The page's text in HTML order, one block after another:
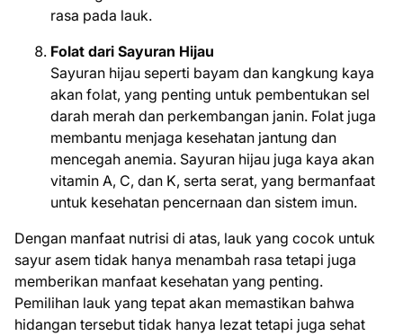
rasa pada lauk.
Folat dari Sayuran Hijau
Sayuran hijau seperti bayam dan kangkung kaya
akan folat, yang penting untuk pembentukan sel
darah merah dan perkembangan janin. Folat juga
membantu menjaga kesehatan jantung dan
mencegah anemia. Sayuran hijau juga kaya akan
vitamin A, C, dan K, serta serat, yang bermanfaat
untuk kesehatan pencernaan dan sistem imun.
Dengan manfaat nutrisi di atas, lauk yang cocok untuk
sayur asem tidak hanya menambah rasa tetapi juga
memberikan manfaat kesehatan yang penting.
Pemilihan lauk yang tepat akan memastikan bahwa
hidangan tersebut tidak hanya lezat tetapi juga sehat